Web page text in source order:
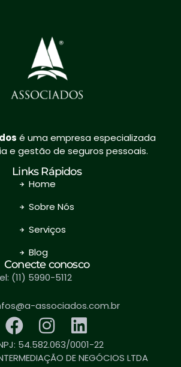
é uma empresa especializada
e gestão de seguros pessoais.
Links Rápidos
Home
Sobre Nós
Serviços
Blog
Conecte conosco
(11) 5990-5112
associados.com.br
54.582.063/0001-22
DE NEGÓCIOS LTDA